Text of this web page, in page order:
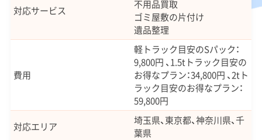
対応サービス
不用品買取
ゴミ屋敷の片付け
遺品整理
費用
軽トラック目安のSパック：
9,800円 、1.5tトラック目安の
お得なプラン：34,800円 、2tト
ラック目安のお得なプラン：
59,800円
対応エリア
埼玉県、東京都、神奈川県、千
葉県